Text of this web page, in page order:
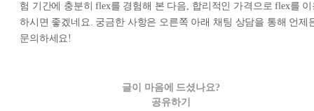
험 기간에 충분히 flex를 경험해 본 다음, 합리적인 가격으로 flex를 이
하시면 좋겠네요. 궁금한 사항은 오른쪽 아래 채팅 상담을 통해 언제
문의하세요!
글이 마음에 드셨나요?
공유하기